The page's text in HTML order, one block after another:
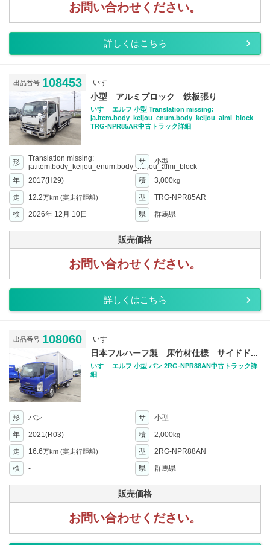
お問い合わせください。
詳しくはこちら
出品番号 108453 いすゞ
小型 アルミブロック 鉄板張り
いすゞ エルフ 小型 Translation missing:
ja.item.body_keijou_enum.body_keijou_almi_block
TRG-NPR85AR中古トラック詳細
形
Translation missing:
ja.item.body_keijou_enum.body_keijou_almi_block
サ 小型
年 2017(H29) 積 3,000kg
走 12.2万km (実走行距離) 型
TRG-NPR85AR
検
2026年 12月 10日 県 群馬県
販売価格
お問い合わせください。
詳しくはこちら
出品番号 108060 いすゞ
日本フルハーフ製 床竹材仕様 サイドド...
いすゞ エルフ 小型 バン 2RG-NPR88AN中古トラック詳
細
形 バン サ
小型
年
2021(R03) 積 2,000kg
走 16.6万km (実走行距離) 型
2RG-NPR88AN
検
- 県 群馬県
販売価格
お問い合わせください。